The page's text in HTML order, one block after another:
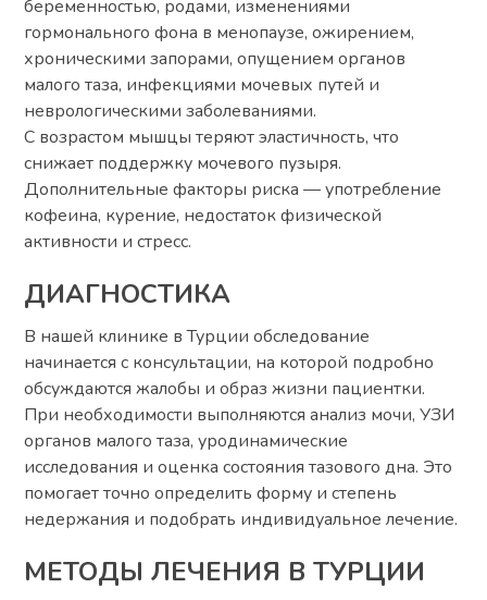
беременностью, родами, изменениями
гормонального фона в менопаузе, ожирением,
хроническими запорами, опущением органов
малого таза, инфекциями мочевых путей и
неврологическими заболеваниями.
С возрастом мышцы теряют эластичность, что
снижает поддержку мочевого пузыря.
Дополнительные факторы риска — употребление
кофеина, курение, недостаток физической
активности и стресс.
ДИАГНОСТИКА
В нашей клинике в Турции обследование
начинается с консультации, на которой подробно
обсуждаются жалобы и образ жизни пациентки.
При необходимости выполняются анализ мочи, УЗИ
органов малого таза, уродинамические
исследования и оценка состояния тазового дна. Это
помогает точно определить форму и степень
недержания и подобрать индивидуальное лечение.
МЕТОДЫ ЛЕЧЕНИЯ В ТУРЦИИ